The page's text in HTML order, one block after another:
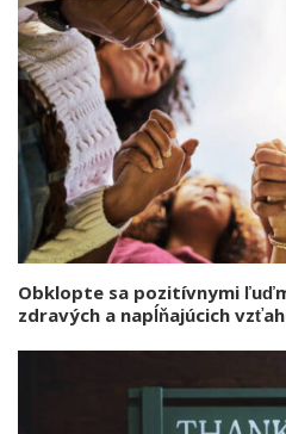
Obklopte sa pozitívnymi
zdravých a napĺňajúcich